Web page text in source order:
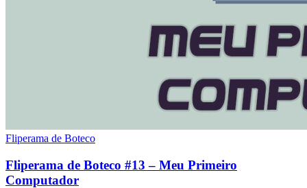
Fliperama de Boteco
Fliperama de Boteco #13 – Meu Primeiro
Computador